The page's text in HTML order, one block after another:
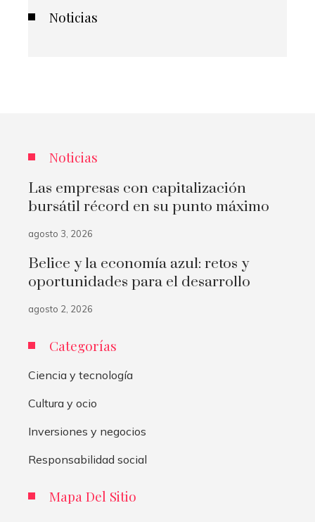
Noticias
Noticias
Las empresas con capitalización
bursátil récord en su punto máximo
agosto 3, 2026
Belice y la economía azul: retos y
oportunidades para el desarrollo
agosto 2, 2026
Categorías
Ciencia y tecnología
Cultura y ocio
Inversiones y negocios
Responsabilidad social
Mapa Del Sitio